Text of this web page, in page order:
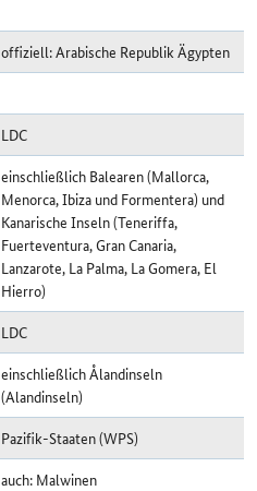
offiziell: Arabische Republik Ägypten
LDC
einschließlich Balearen (Mallorca,
Menorca, Ibiza und Formentera) und
Kanarische Inseln (Teneriffa,
Fuerteventura, Gran Canaria,
Lanzarote, La Palma, La Gomera, El
Hierro)
LDC
einschließlich Ålandinseln
(Alandinseln)
Pazifik-Staaten (WPS)
auch: Malwinen